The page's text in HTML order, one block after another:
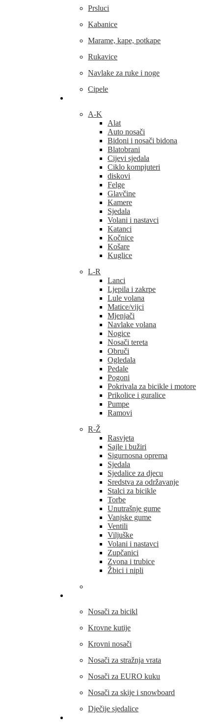
Prsluci
Kabanice
Marame, kape, potkape
Rukavice
Navlake za ruke i noge
Cipele
A-K
Alat
Auto nosači
Bidoni i nosači bidona
Blatobrani
Cijevi sjedala
Ciklo kompjuteri
diskovi
Felge
Glavčine
Kamere
Sjedala
Volani i nastavci
Katanci
Kočnice
Košare
Kuglice
L-R
Lanci
Ljepila i zakrpe
Lule volana
Matice/vijci
Mjenjači
Navlake volana
Nogice
Nosači tereta
Obruči
Ogledala
Pedale
Pogoni
Pokrivala za bicikle i motore
Prikolice i guralice
Pumpe
Ramovi
R-Ž
Rasvjeta
Sajle i bužiri
Sigurnosna oprema
Sjedala
Sjedalice za djecu
Sredstva za održavanje
Stalci za bicikle
Torbe
Unutrašnje gume
Vanjske gume
Ventili
Viljuške
Volani i nastavci
Zupčanici
Zvona i trubice
Žbici i nipli
Nosači za bicikl
Krovne kutije
Krovni nosači
Nosači za stražnja vrata
Nosači za EURO kuku
Nosači za skije i snowboard
Dječije sjedalice